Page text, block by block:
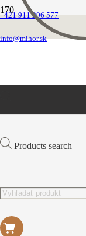
+421 911 206 577
info@mihor.sk
Products search